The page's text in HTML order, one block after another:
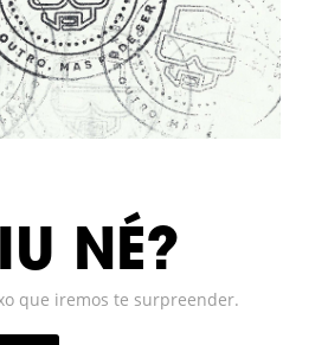
NÉ?
que iremos te surpreender.